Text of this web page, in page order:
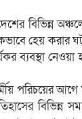
বিভিন্ন
হেয়
ব্যবস্থা নেওয়া
পরিচয়ের
বিভিন্ন